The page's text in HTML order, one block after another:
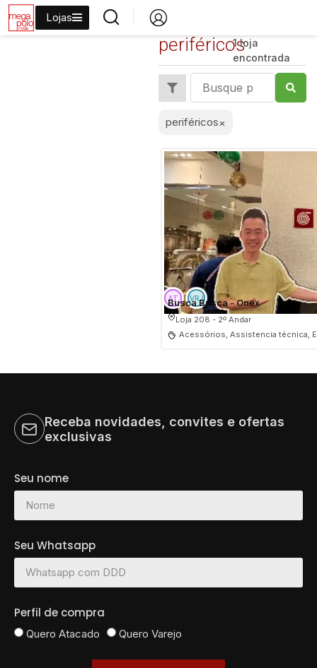
Lojas
periféricos1 loja
encontrada
periféricos×
Busca Busca - Onex
Loja 208 - 2º Andar
Acessórios, Assistencia técnica,
Receba novidades, convites e ofertas
exclusivas
Seu nome
Seu Whatsapp
Perfil de compra
Quero Atacado Quero Varejo